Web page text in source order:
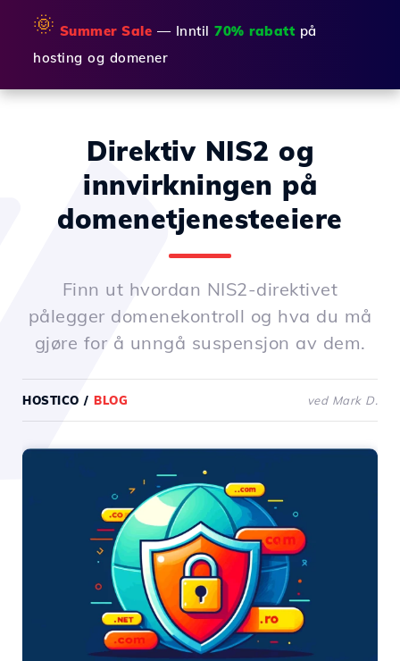
🌞 Summer Sale — Inntil 70% rabatt på
hosting og domener
Direktiv NIS2 og
innvirkningen på
domenetjenesteeiere
Finn ut hvordan NIS2-direktivet
pålegger domenekontroll og hva du må
gjøre for å unngå suspensjon av dem.
HOSTICO / BLOG ved Mark D.